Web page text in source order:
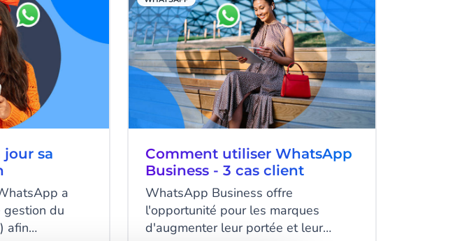
pour vos
impacts de
:
expliquons pourquoi ils sont si
importants et comment les utiliser.
sa
a
gestion du
afin
Comment utiliser WhatsApp
Business - 3 cas client
WhatsApp Business offre
l'opportunité pour les marques
d'augmenter leur portée et leur